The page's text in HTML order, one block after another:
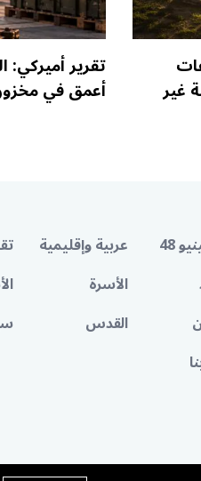
غير
تقرير
أعمق في مخزون
48 عربية وإقليمية
الأسرة
القدس